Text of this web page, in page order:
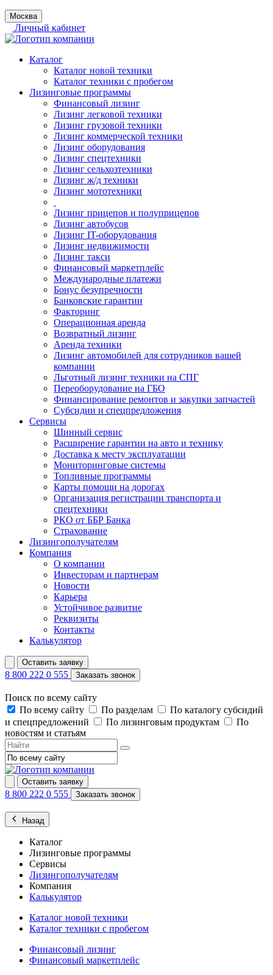
Москва
Личный кабинет
Каталог
Каталог новой техники
Каталог техники с пробегом
Лизинговые программы
Финансовый лизинг
Лизинг легковой техники
Лизинг грузовой техники
Лизинг коммерческой техники
Лизинг оборудования
Лизинг спецтехники
Лизинг сельхозтехники
Лизинг ж/д техники
Лизинг мототехники
Лизинг прицепов и полуприцепов
Лизинг автобусов
Лизинг IT-оборудования
Лизинг недвижимости
Лизинг такси
Финансовый маркетплейс
Международные платежи
Бонус безупречности
Банковские гарантии
Факторинг
Операционная аренда
Возвратный лизинг
Аренда техники
Лизинг автомобилей для сотрудников вашей
компании
Льготный лизинг техники на СПГ
Переоборудование на ГБО
Финансирование ремонтов и закупки запчастей
Субсидии и спецпредложения
Сервисы
Шинный сервис
Расширение гарантии на авто и технику
Доставка к месту эксплуатации
Мониторинговые системы
Топливные программы
Карты помощи на дорогах
Организация регистрации транспорта и
спецтехники
РКО от ББР Банка
Страхование
Лизингополучателям
Компания
О компании
Инвесторам и партнерам
Новости
Карьера
Устойчивое развитие
Реквизиты
Контакты
Калькулятор
Оставить заявку
8 800 222 0 555 Заказать звонок
Поиск по всему сайту
По всему сайту
По разделам
По каталогу субсидий
и спецпредложений
По лизинговым продуктам
По
новостям и статьям
Оставить заявку
8 800 222 0 555 Заказать звонок
Назад
Каталог
Лизинговые программы
Сервисы
Лизингополучателям
Компания
Калькулятор
Каталог новой техники
Каталог техники с пробегом
Финансовый лизинг
Финансовый маркетплейс